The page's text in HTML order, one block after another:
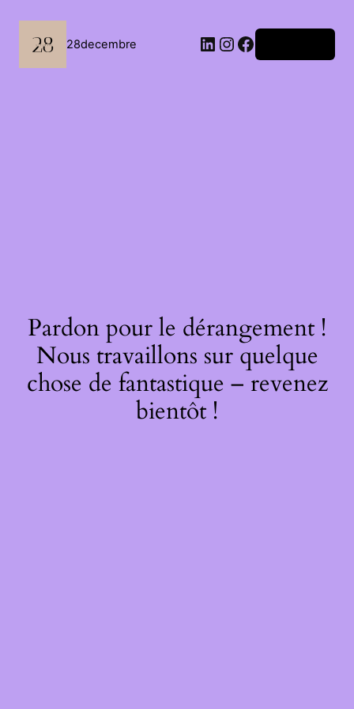
contenu
28decembre LinkedIn
Instagram
Facebook
Pardon pour le dérangement !
Nous travaillons sur quelque
chose de fantastique – revenez
bientôt !